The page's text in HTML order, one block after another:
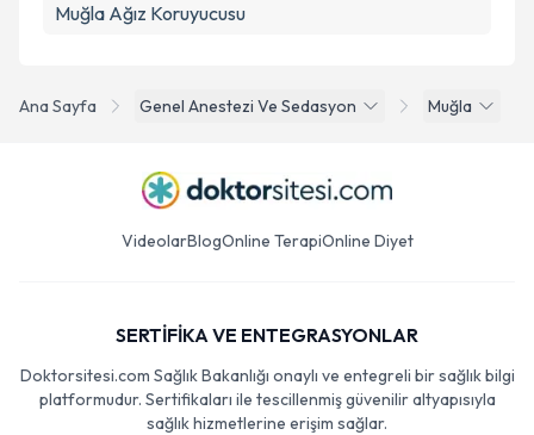
Ana Sayfa Genel Anestezi Ve Sedasyon Muğla
Muğla Ağız Koruyucusu
VideolarBlogOnline TerapiOnline Diyet
SERTİFİKA VE ENTEGRASYONLAR
Doktorsitesi.com Sağlık Bakanlığı onaylı ve entegreli bir sağlık bilgi
platformudur. Sertifikaları ile tescillenmiş güvenilir altyapısıyla
sağlık hizmetlerine erişim sağlar.